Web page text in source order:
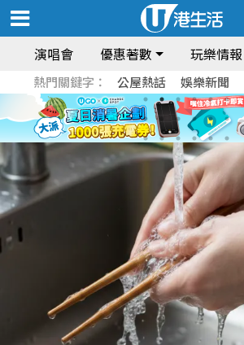
演唱會 優惠著數 玩樂情報
熱門關鍵字： 公屋熱話 娛樂新聞